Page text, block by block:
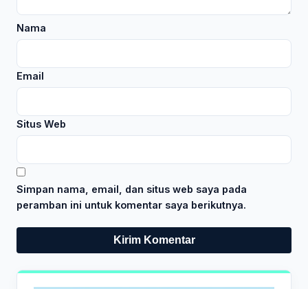
Nama
Email
Situs Web
Simpan nama, email, dan situs web saya pada
peramban ini untuk komentar saya berikutnya.